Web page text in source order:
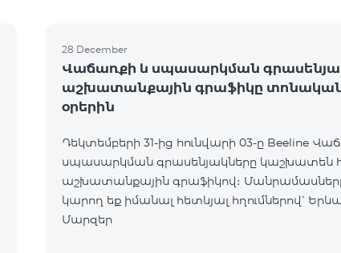
28 December
Վաճառքի և սպասարկման
աշխատանքային գրաֆիկը
օրերին
Դեկտեմբերի 31-ից hունվարի 03-ը Beeline
սպասարկման գրասենյակները կաշխատեն
աշխատանքային գրաֆիկով։
կարող եք իմանալ հետևյալ հղումներով՝ Երևան
Մարզեր